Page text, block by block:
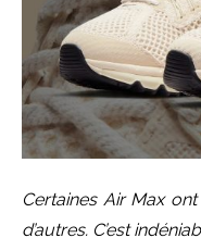
Certaines Air Max
d’autres. C’est